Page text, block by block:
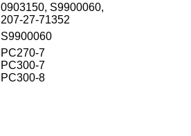
0903150, S9900060,
207-27-71352
S9900060
PC270-7
PC300-7
PC300-8